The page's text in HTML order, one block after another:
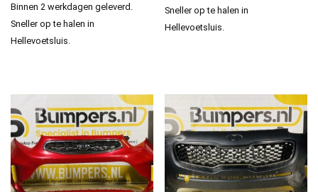
Binnen 2 werkdagen geleverd.
Sneller op te halen in
Hellevoetsluis.
Sneller op te halen in
Hellevoetsluis.